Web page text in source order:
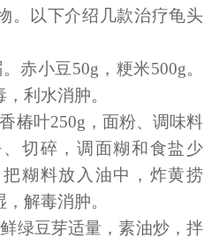
。以下介绍几款治疗龟头
小豆50g，粳米500g。
利水消肿。
叶250g，面粉、调味料
切碎，调面糊和食盐少
糊料放入油中，炸黄捞
解毒消肿。
豆芽适量，素油炒，拌